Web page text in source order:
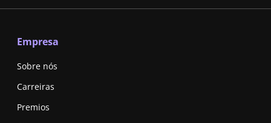
Empresa
Sobre nós
Carreiras
Premios